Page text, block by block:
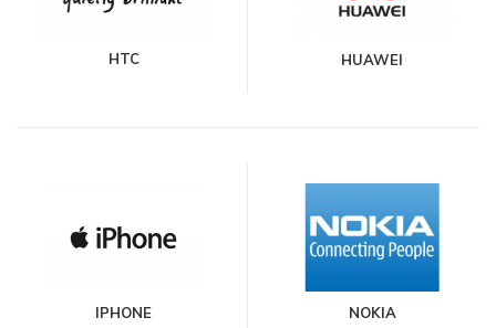
HTC HUAWEI
IPHONE NOKIA